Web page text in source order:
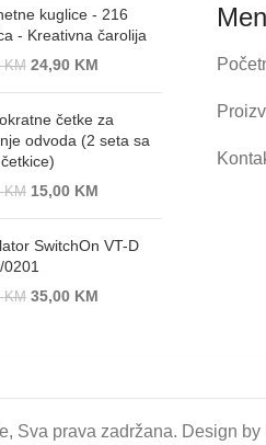
kuglice - 216
- Kreativna čarolija
KM 24,90 KM
četke za
odvoda (2 seta sa
KM 15,00 KM
SwitchOn VT-D
KM 35,00 KM
Sva prava zadržana. Design by